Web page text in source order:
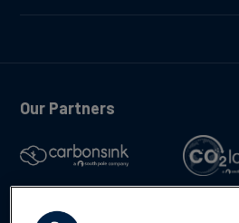
Our Partners